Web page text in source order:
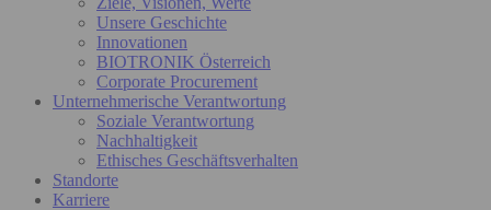
Unsere Geschichte
Innovationen
BIOTRONIK Österreich
Corporate Procurement
Unternehmerische Verantwortung
Soziale Verantwortung
Nachhaltigkeit
Ethisches Geschäftsverhalten
Standorte
Karriere